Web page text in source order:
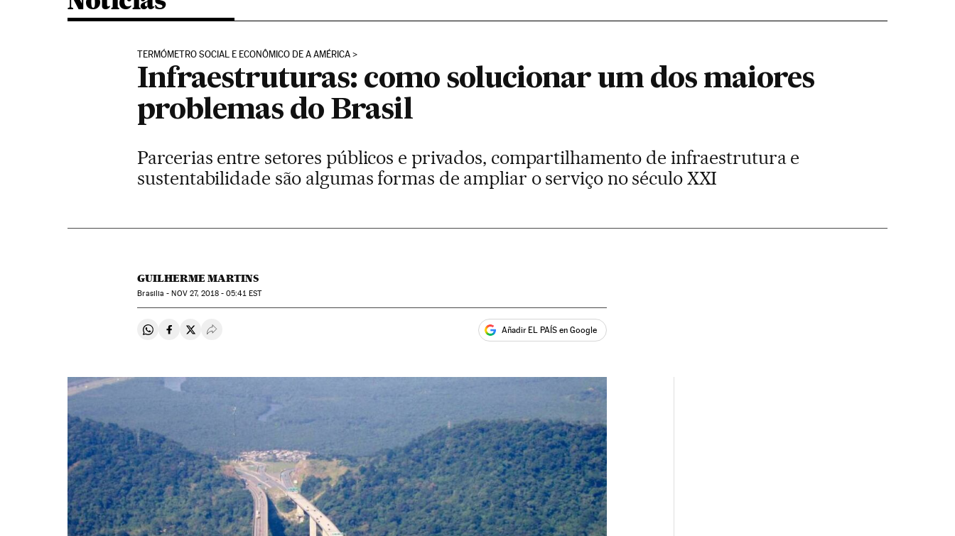
TERMÓMETRO SOCIAL E ECONÔMICO DE A AMÉRICA
Infraestruturas: como solucionar um dos maiores
problemas do Brasil
Parcerias entre setores públicos e privados, compartilhamento de infraestrutura e
sustentabilidade são algumas formas de ampliar o serviço no século XXI
GUILHERME MARTINS
Brasilia -NOV27, 2018 - 05:41EST
Compartir en Whatsapp
Compartir en Facebook
Compartir en Twitter
Desplegar Redes Sociales Añadir EL PAÍS en Google